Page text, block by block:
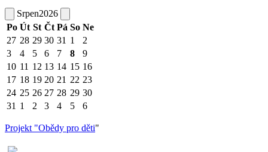
Srpen2026
Po Út St Čt Pá So Ne
27 28 29 30 31 1
2
3
4 5 6 7 8
9
10 11 12 13 14 15 16
17 18 19 20 21 22 23
24 25 26 27 28 29 30
31 1 2 3 4 5 6
Projekt "Obědy pro děti"